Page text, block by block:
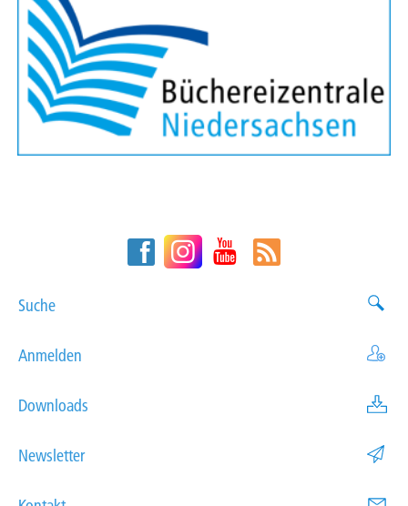
Suche
Anmelden
Downloads
Newsletter